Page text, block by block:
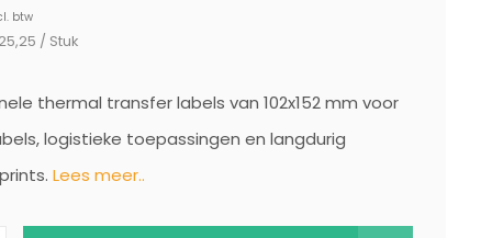
btw
/ Stuk
thermal transfer labels van 102x152 mm voor
logistieke toepassingen en langdurig
Lees meer..